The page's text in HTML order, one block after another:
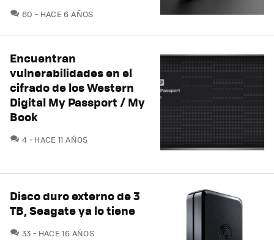
60 COMENTARIOS
HACE 6 AÑOS
Encuentran
vulnerabilidades en el
cifrado de los Western
Digital My Passport / My
Book
4 COMENTARIOS
HACE 11 AÑOS
Disco duro externo de 3
TB, Seagate ya lo tiene
33 COMENTARIOS
HACE 16 AÑOS